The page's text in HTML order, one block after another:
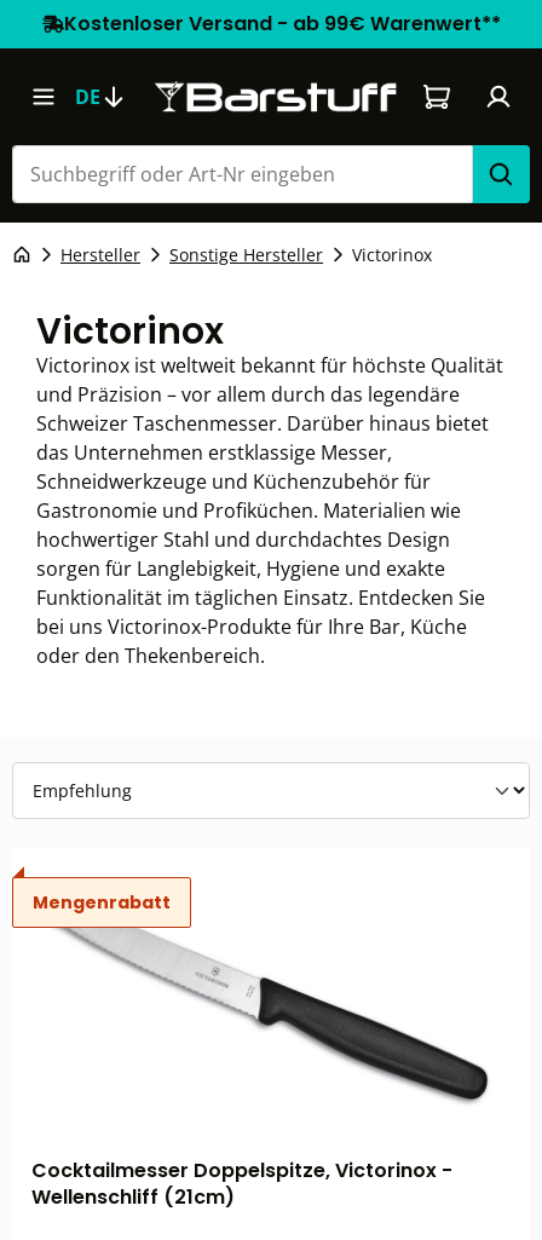
Kostenloser Versand - ab 99€ Warenwert**
DE Warenkorb
Hersteller Sonstige Hersteller Victorinox
Victorinox
Victorinox ist weltweit bekannt für höchste Qualität
und Präzision – vor allem durch das legendäre
Schweizer Taschenmesser. Darüber hinaus bietet
das Unternehmen erstklassige Messer,
Schneidwerkzeuge und Küchenzubehör für
Gastronomie und Profiküchen. Materialien wie
hochwertiger Stahl und durchdachtes Design
sorgen für Langlebigkeit, Hygiene und exakte
Funktionalität im täglichen Einsatz. Entdecken Sie
bei uns Victorinox-Produkte für Ihre Bar, Küche
oder den Thekenbereich.
Mengenrabatt
Cocktailmesser Doppelspitze, Victorinox -
Wellenschliff (21cm)